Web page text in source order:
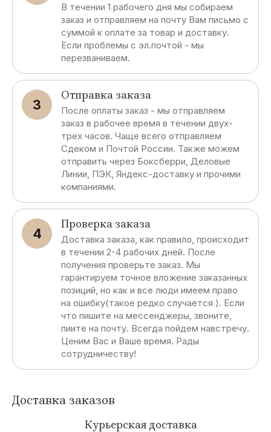
В течении 1 рабочего дня мы собираем
заказ и отправляем на почту Вам письмо с
суммой к оплате за товар и доставку.
Если проблемы с эл.почтой - мы
перезваниваем.
3
Отправка заказа
После оплаты заказ - мы отправляем
заказ в рабочее время в течении двух-
трех часов. Чаще всего отправляем
Сдеком и Почтой России. Также можем
отправить через Боксберри, Деловые
Линии, ПЭК, Яндекс-доставку и прочими
компаниями.
4
Проверка заказа
Доставка заказа, как правило, происходит
в течении 2-4 рабочих дней. После
получения проверьте заказ. Мы
гарантируем точное вложение заказанных
позиций, но как и все люди имеем право
на ошибку(такое редко случается ). Если
что пишите на мессенджеры, звоните,
пиите на почту. Всегда пойдем навстречу.
Ценим Вас и Ваше время. Рады
сотрудничеству!
Доставка заказов
Курьерская доставка